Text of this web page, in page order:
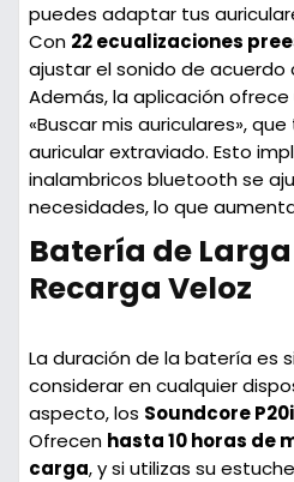
puedes adaptar tus
Con 22 ecualizaciones
ajustar el sonido de acuerdo
Además, la aplicación
«Buscar mis auriculares»,
auricular extraviado. Esto
inalambricos bluetooth se
necesidades, lo que
Batería de
Recarga Veloz
La duración de la batería es
considerar en cualquier
aspecto, los Soundcore P20i
Ofrecen hasta 10 horas de
carga, y si utilizas su